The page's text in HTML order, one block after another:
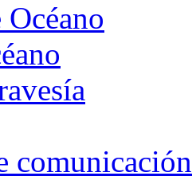
comunicación